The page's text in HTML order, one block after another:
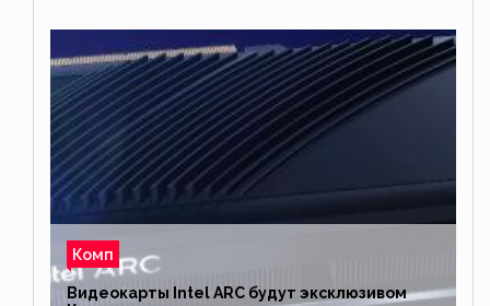
Комп
Видеокарты Intel ARC будут эксклюзивом